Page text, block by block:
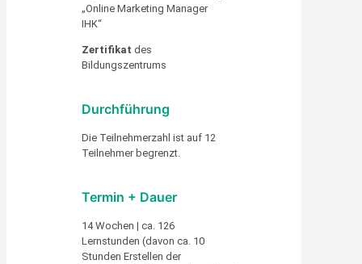
„Online Marketing Manager
IHK“
Zertifikat des
Bildungszentrums
Durchführung
Die Teilnehmerzahl ist auf 12
Teilnehmer begrenzt.
Termin + Dauer
14 Wochen | ca. 126
Lernstunden (davon ca. 10
Stunden Erstellen der